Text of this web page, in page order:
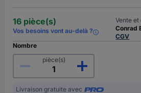
16 pièce(s)
Vos besoins vont au-delà ?
Vente et
Conrad
CGV
Nombre
pièce(s)
Livraison gratuite avec